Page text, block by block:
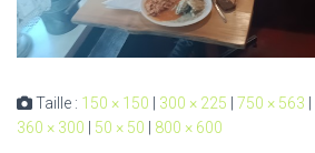
Taille : 150 × 150 | 300 × 225 | 750 × 563 |
360 × 300 | 50 × 50 | 800 × 600